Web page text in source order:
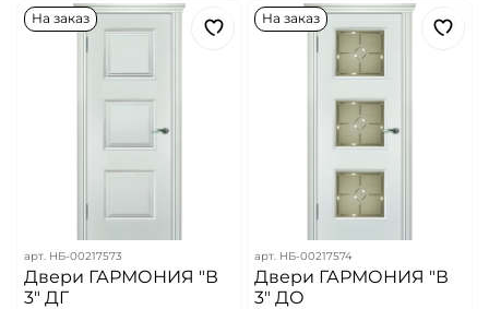
На заказ
арт. НБ-00217573
Двери ГАРМОНИЯ "В
3" ДГ
На заказ
арт. НБ-00217574
Двери ГАРМОНИЯ "В
3" ДО